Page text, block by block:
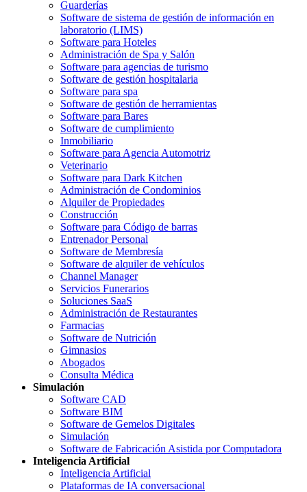
Guarderías
Software de sistema de gestión de información en
laboratorio (LIMS)
Software para Hoteles
Administración de Spa y Salón
Software para agencias de turismo
Software de gestión hospitalaria
Software para spa
Software de gestión de herramientas
Software para Bares
Software de cumplimiento
Inmobiliario
Software para Agencia Automotriz
Veterinario
Software para Dark Kitchen
Administración de Condominios
Alquiler de Propiedades
Construcción
Software para Código de barras
Entrenador Personal
Software de Membresía
Software de alquiler de vehículos
Channel Manager
Servicios Funerarios
Soluciones SaaS
Administración de Restaurantes
Farmacias
Software de Nutrición
Gimnasios
Abogados
Consulta Médica
Simulación
Software CAD
Software BIM
Software de Gemelos Digitales
Simulación
Software de Fabricación Asistida por Computadora
Inteligencia Artificial
Inteligencia Artificial
Plataformas de IA conversacional